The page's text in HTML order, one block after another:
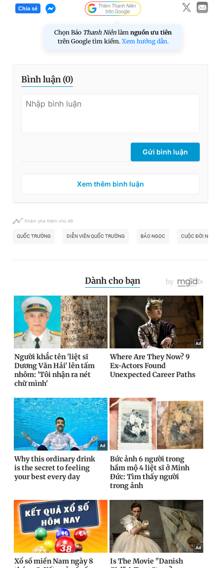
Chia sẻ
Chọn Báo Thanh Niên làm nguồn ưu tiên
trên Google tìm kiếm. Xem hướng dẫn.
Bình luận (0)
Gửi bình luận
Xem thêm bình luận
Khám phá thêm chủ đề
QUỐC TRƯỜNG DIỄN VIÊN QUỐC TRƯỜNG BẢO NGỌC CUỘC ĐỜI NỞ